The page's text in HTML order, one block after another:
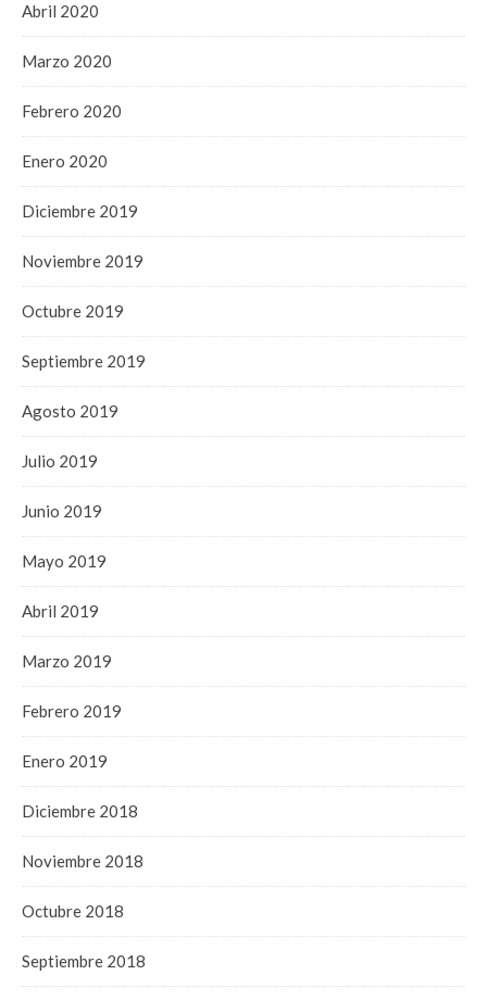
Abril 2020
Marzo 2020
Febrero 2020
Enero 2020
Diciembre 2019
Noviembre 2019
Octubre 2019
Septiembre 2019
Agosto 2019
Julio 2019
Junio 2019
Mayo 2019
Abril 2019
Marzo 2019
Febrero 2019
Enero 2019
Diciembre 2018
Noviembre 2018
Octubre 2018
Septiembre 2018